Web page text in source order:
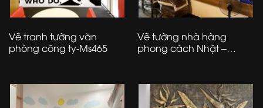
Vẽ tranh tường văn
phòng công ty-Ms465
Vẽ tường nhà hàng
phong cách Nhật –